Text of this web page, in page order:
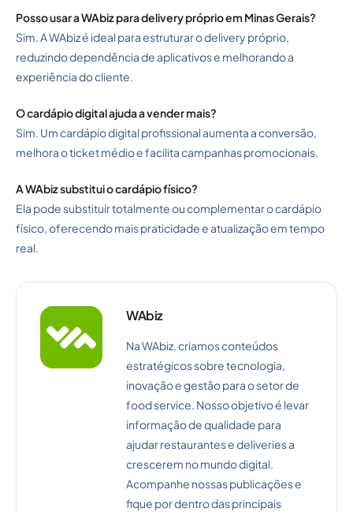
Posso usar a WAbiz para delivery próprio em Minas Gerais?
Sim. A WAbiz é ideal para estruturar o delivery próprio,
reduzindo dependência de aplicativos e melhorando a
experiência do cliente.
O cardápio digital ajuda a vender mais?
Sim. Um cardápio digital profissional aumenta a conversão,
melhora o ticket médio e facilita campanhas promocionais.
A WAbiz substitui o cardápio físico?
Ela pode substituir totalmente ou complementar o cardápio
físico, oferecendo mais praticidade e atualização em tempo
real.
WAbiz
Na WAbiz, criamos conteúdos
estratégicos sobre tecnologia,
inovação e gestão para o setor de
food service. Nosso objetivo é levar
informação de qualidade para
ajudar restaurantes e deliveries a
crescerem no mundo digital.
Acompanhe nossas publicações e
fique por dentro das principais